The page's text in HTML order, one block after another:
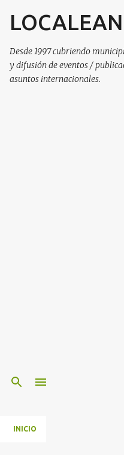
Ir al
Desde 1997 cubriendo
y difusión de eventos /
asuntos internacionales.
INICIO